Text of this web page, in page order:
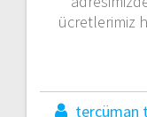
ücretlerimiz
tercüman